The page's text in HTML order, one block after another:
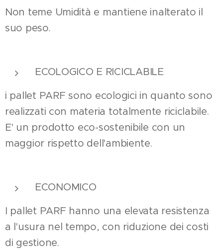
Non teme Umidità e mantiene inalterato il
suo peso.
ECOLOGICO E RICICLABILE
i pallet PARF sono ecologici in quanto sono
realizzati con materia totalmente riciclabile.
E' un prodotto eco-sostenibile con un
maggior rispetto dell'ambiente.
ECONOMICO
I pallet PARF hanno una elevata resistenza
a l'usura nel tempo, con riduzione dei costi
di gestione.